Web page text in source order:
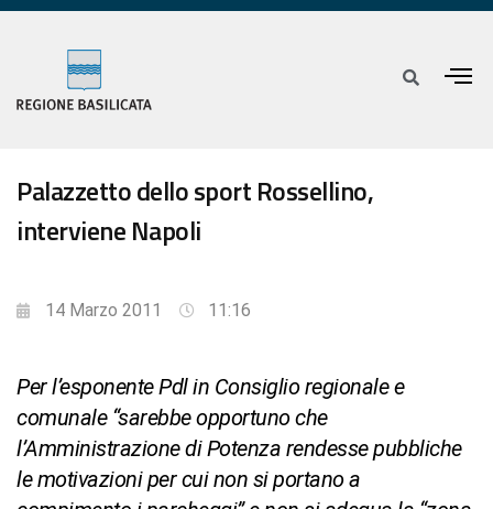
Palazzetto dello sport Rossellino,
interviene Napoli
14 Marzo 2011 11:16
Per l’esponente Pdl in Consiglio regionale e
comunale “sarebbe opportuno che
l’Amministrazione di Potenza rendesse pubbliche
le motivazioni per cui non si portano a